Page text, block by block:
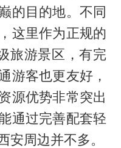
的目的地。不同
这里作为正规的
旅游景区，有完
游客也更友好，
源优势非常突出
通过完善配套轻
安周边并不多。